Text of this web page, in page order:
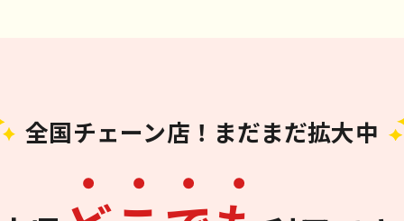
全国チェーン店！まだまだ拡大中